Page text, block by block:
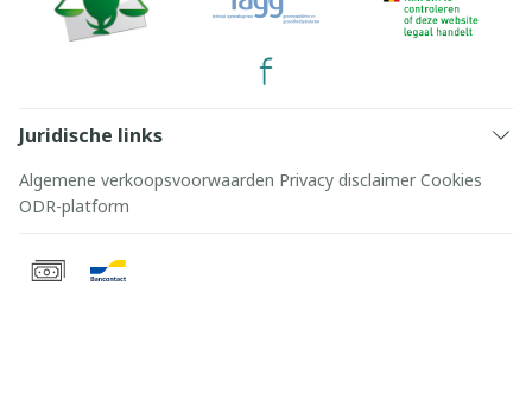
Juridische links
Algemene verkoopsvoorwaarden Privacy disclaimer Cookies
ODR-platform